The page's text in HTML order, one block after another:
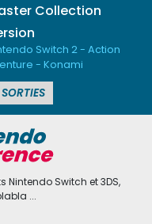
Collection
Switch 2 - Action
- Konami
Nintendo Switch et 3DS,
...